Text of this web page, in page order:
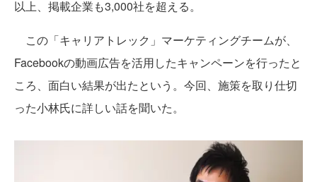
以上、掲載企業も3,000社を超える。
この「キャリアトレック」マーケティングチームが、
Facebookの動画広告を活用したキャンペーンを行ったと
ころ、面白い結果が出たという。今回、施策を取り仕切
った小林氏に詳しい話を聞いた。